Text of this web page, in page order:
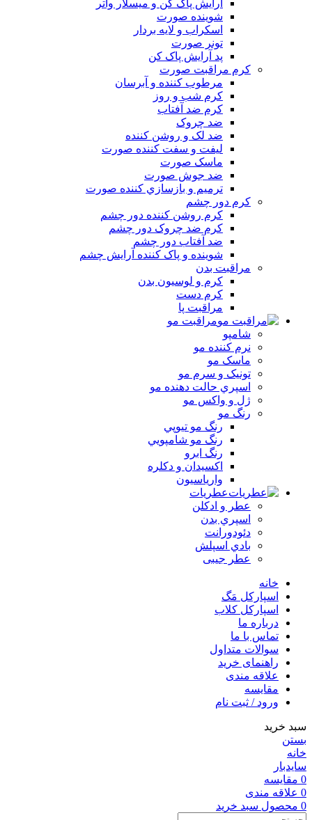
آرايش پاک کن و ميسلار واتر
شوينده صورت
اسکراب و لايه بردار
تونر صورت
پد آرايش پاک کن
کرم مراقبت صورت
مرطوب کننده و آبرسان
کرم شب و روز
کرم ضد آفتاب
ضد چروک
ضد لک و روشن کننده
ليفت و سفت کننده صورت
ماسک صورت
ضد جوش صورت
ترميم و بازسازي کننده صورت
کرم دور چشم
کرم روشن کننده دور چشم
کرم ضد چروک دور چشم
ضد آفتاب دور چشم
شوينده و پاک کننده آرايش چشم
مراقبت بدن
کرم و لوسيون بدن
کرم دست
مراقبت پا
مراقبت مو
شامپو
نرم کننده مو
ماسک مو
تونيک و سرم مو
اسپري حالت دهنده مو
ژل و واکس مو
رنگ مو
رنگ مو تيوپي
رنگ مو شامپويي
رنگ ابرو
اکسيدان و دکلره
وارياسيون
عطریات
عطر و ادکلن
اسپري بدن
دئودورانت
بادي اسپلش
عطر جيبی
خانه
اسپارکل مَگ
اسپارکل کلاب
درباره ما
تماس با ما
سوالات متداول
راهنمای خرید
علاقه مندی
مقایسه
ورود / ثبت نام
سبد خرید
بستن
خانه
سایدبار
0 مقایسه
0 علاقه مندی
0 محصول سبد خرید